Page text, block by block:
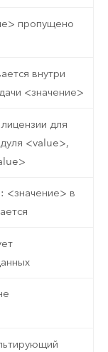
пропущено
внутри
<значение>
для
<value>,
<значение> в